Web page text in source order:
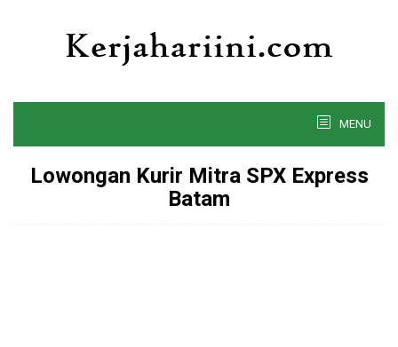
MENU
Lowongan Kurir Mitra SPX Express
Batam